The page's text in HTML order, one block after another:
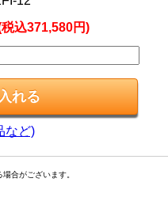
込371,580円)
など)
合がございます。